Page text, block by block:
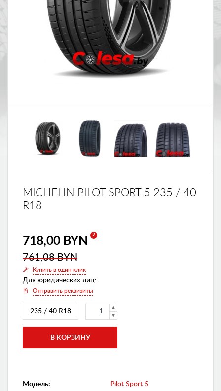
MICHELIN PILOT SPORT 5 235 / 40
R18
718,00 BYN ?
761,08 BYN
Купить в один клик
Для юридических лиц:
Отправить реквизиты
235 / 40 R18
Модель: Pilot Sport 5